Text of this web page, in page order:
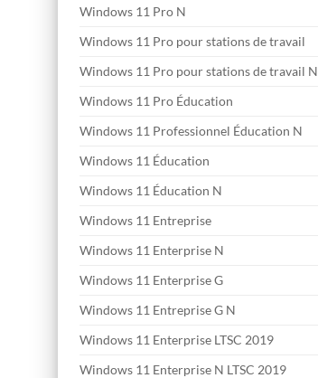
Windows 11 Pro N
Windows 11 Pro pour stations de travail
Windows 11 Pro pour stations de travail N
Windows 11 Pro Éducation
Windows 11 Professionnel Éducation N
Windows 11 Éducation
Windows 11 Éducation N
Windows 11 Entreprise
Windows 11 Enterprise N
Windows 11 Enterprise G
Windows 11 Entreprise G N
Windows 11 Enterprise LTSC 2019
Windows 11 Enterprise N LTSC 2019